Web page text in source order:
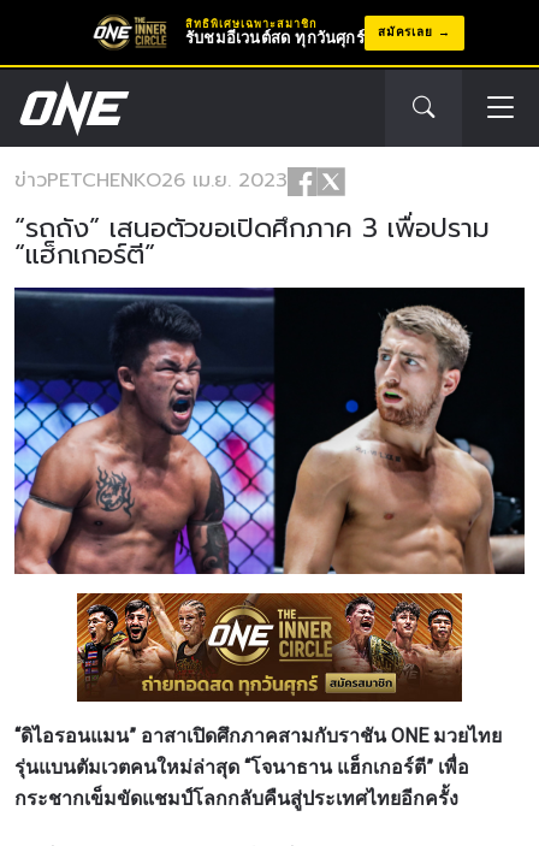
สิทธิพิเศษเฉพาะสมาชิก
รับชมอีเวนต์สด ทุกวันศุกร์ สมัครเลย
ข่าวPETCHENKO26 เม.ย. 2023
“รถถัง” เสนอตัวขอเปิดศึกภาค 3 เพื่อปราม
“แฮ็กเกอร์ตี”
“ดิไอรอนแมน” อาสาเปิดศึกภาคสามกับราชัน ONE มวยไทย
รุ่นแบนตัมเวตคนใหม่ล่าสุด “โจนาธาน แฮ็กเกอร์ตี” เพื่อ
กระชากเข็มขัดแชมป์โลกกลับคืนสู่ประเทศไทยอีกครั้ง